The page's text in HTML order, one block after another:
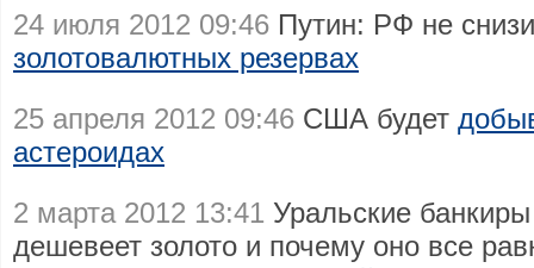
24 июля 2012 09:46 Путин: РФ не
золотовалютных резервах
25 апреля 2012 09:46 США будет
астероидах
2 марта 2012 13:41 Уральские
дешевеет золото и почему оно все